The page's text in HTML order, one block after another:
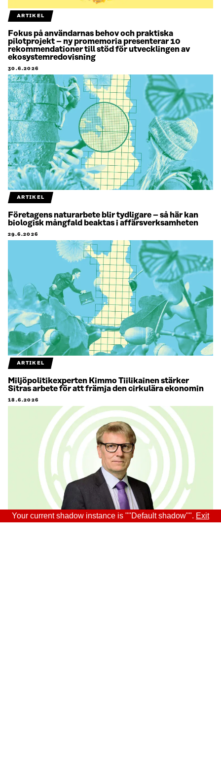
ARTIKEL
Fokus på användarnas behov och praktiska
pilotprojekt – ny promemoria presenterar 10
rekommendationer till stöd för utvecklingen av
ekosystemredovisning
30.6.2026
ARTIKEL
Företagens naturarbete blir tydligare – så här kan
biologisk mångfald beaktas i affärsverksamheten
29.6.2026
ARTIKEL
Miljöpolitikexperten Kimmo Tiilikainen stärker
Sitras arbete för att främja den cirkulära ekonomin
18.6.2026
Your current shadow instance is ""Default shadow"". Exit